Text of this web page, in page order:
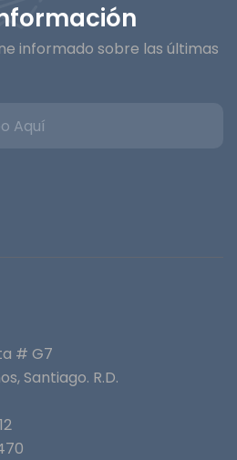
informado sobre las últimas
# G7
Santiago. R.D.